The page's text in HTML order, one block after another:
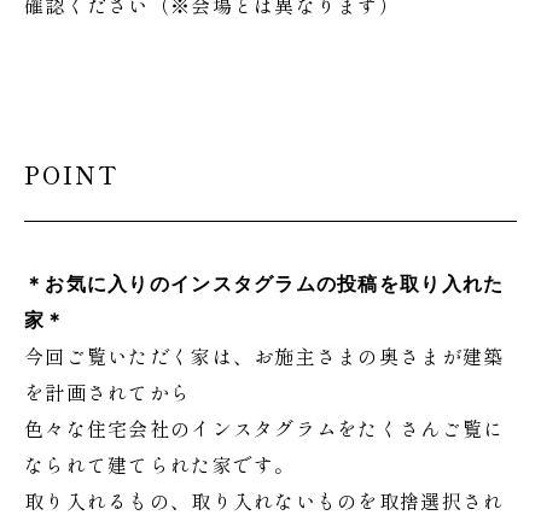
POINT
＊お気に入りのインスタグラムの投稿を取り入れた
家＊
今回ご覧いただく家は、お施主さまの奥さまが建築
を計画されてから
色々な住宅会社のインスタグラムをたくさんご覧に
なられて建てられた家です。
取り入れるもの、取り入れないものを取捨選択され